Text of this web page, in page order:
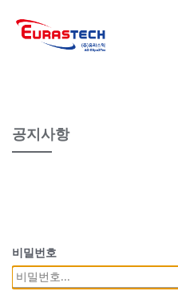
공지사항
비밀번호